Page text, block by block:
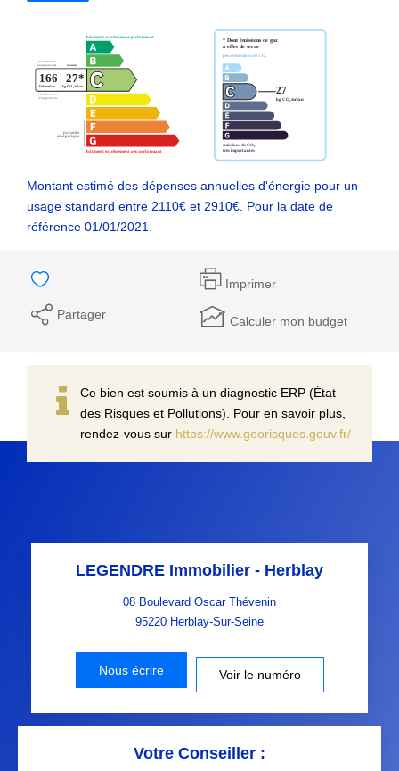
Montant estimé des dépenses annuelles d'énergie pour un
usage standard entre 2110€ et 2910€. Pour la date de
référence 01/01/2021.
Imprimer
Partager Calculer mon budget
Ce bien est soumis à un diagnostic ERP (État
des Risques et Pollutions). Pour en savoir plus,
rendez-vous sur https://www.georisques.gouv.fr/
LEGENDRE Immobilier - Herblay
08 Boulevard Oscar Thévenin
95220 Herblay-Sur-Seine
Nous écrire Voir le numéro
Votre Conseiller :